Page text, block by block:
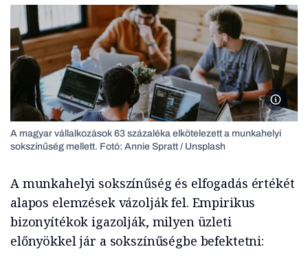
Fotó:
A magyar vállalkozások 63 százaléka elkötelezett a munkahelyi
sokszínűség mellett. Fotó: Annie Spratt / Unsplash
A munkahelyi sokszínűség és elfogadás értékét
alapos elemzések vázolják fel. Empirikus
bizonyítékok igazolják, milyen üzleti
előnyökkel jár a sokszínűségbe befektetni: